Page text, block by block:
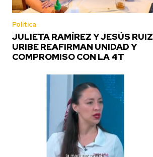
Política
JULIETA RAMÍREZ Y JESÚS RUIZ
URIBE REAFIRMAN UNIDAD Y
COMPROMISO CON LA 4T